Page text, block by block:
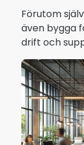
Förutom
även bygga
drift och